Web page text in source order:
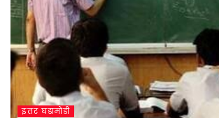
इतर घडामोडी